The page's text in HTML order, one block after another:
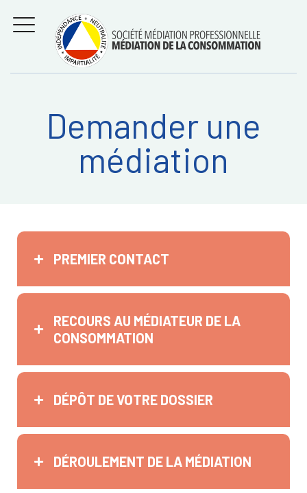
Régler les litiges
entre
consommateurs et
professionnels avec
la médiation de la
consommation
MENU
Recherche
Demander une
médiation
PREMIER CONTACT
RECOURS AU MÉDIATEUR DE LA
CONSOMMATION
DÉPÔT DE VOTRE DOSSIER
DÉROULEMENT DE LA MÉDIATION